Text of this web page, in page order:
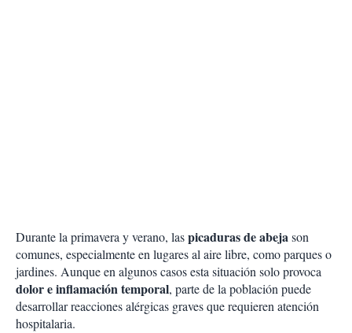
Durante la primavera y verano, laspicaduras de abejason
comunes, especialmente en lugares al aire libre, como parques o
jardines. Aunque en algunos casos esta situación solo provoca
dolor e inflamación temporal, parte de la población puede
desarrollar reacciones alérgicas graves que requieren atención
hospitalaria.